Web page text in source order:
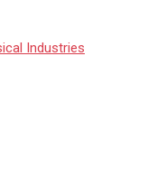
Industries